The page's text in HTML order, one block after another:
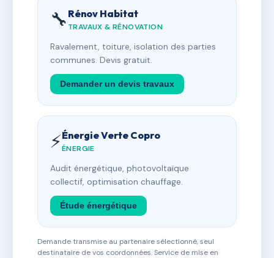
🔧 Rénov Habitat
TRAVAUX & RÉNOVATION
Ravalement, toiture, isolation des parties
communes. Devis gratuit.
Demander un devis travaux
⚡Énergie Verte Copro
ÉNERGIE
Audit énergétique, photovoltaïque
collectif, optimisation chauffage.
Étude énergétique
Demande transmise au partenaire sélectionné, seul
destinataire de vos coordonnées. Service de mise en